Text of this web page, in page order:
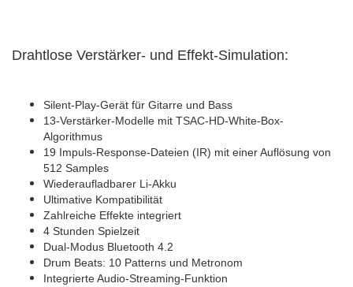
Drahtlose Verstärker- und Effekt-Simulation:
Silent-Play-Gerät für Gitarre und Bass
13-Verstärker-Modelle mit TSAC-HD-White-Box-
Algorithmus
19 Impuls-Response-Dateien (IR) mit einer Auflösung von
512 Samples
Wiederaufladbarer Li-Akku
Ultimative Kompatibilität
Zahlreiche Effekte integriert
4 Stunden Spielzeit
Dual-Modus Bluetooth 4.2
Drum Beats: 10 Patterns und Metronom
Integrierte Audio-Streaming-Funktion